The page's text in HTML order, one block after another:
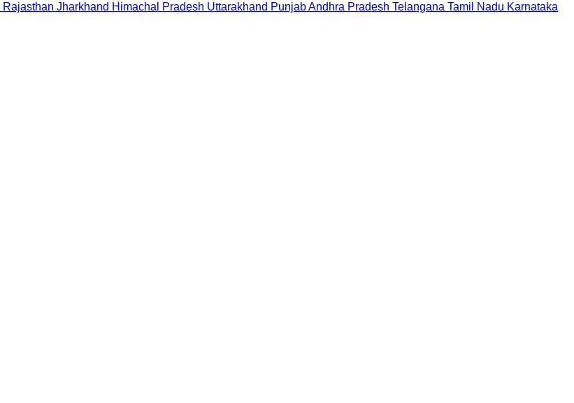
Rajasthan Jharkhand Himachal Pradesh Uttarakhand PunjabAndhra Pradesh Telangana Tamil Nadu Karnataka